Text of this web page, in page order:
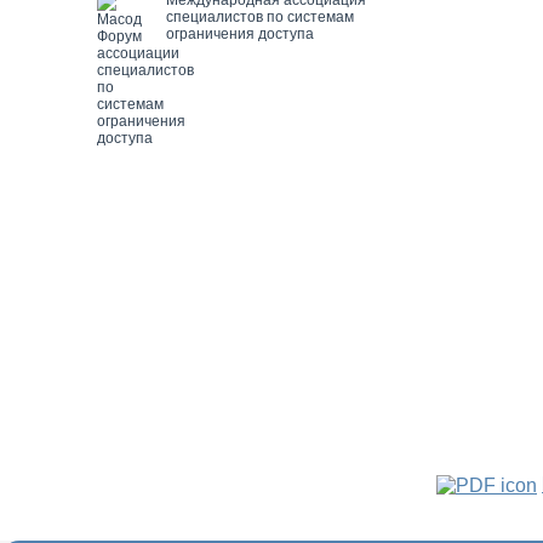
специалистов по системам
ограничения доступа